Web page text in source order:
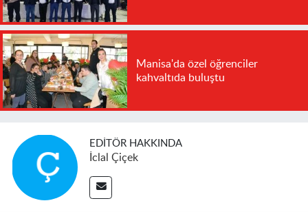
Manisa'da özel öğrenciler
kahvaltıda buluştu
EDITÖR HAKKINDA
İclal Çiçek